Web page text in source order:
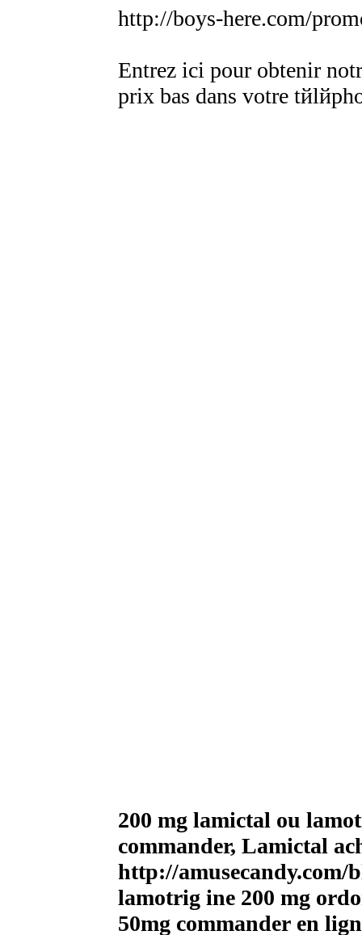
http://boys-here.com/
Entrez ici pour obtenir
prix bas dans votre
200 mg lamictal ou
commander, Lamictal
http://amusecandy.com/
lamotrig ine 200 mg
50mg commander en